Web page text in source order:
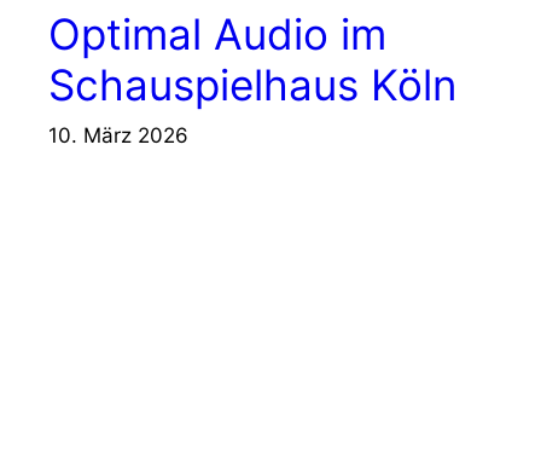
Optimal Audio im
Schauspielhaus Köln
10. März 2026